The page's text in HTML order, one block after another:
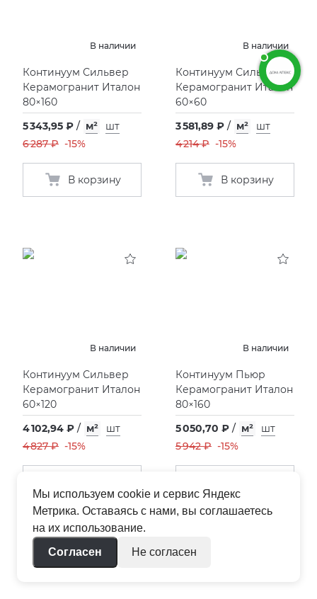
В наличии
Континуум Сильвер
Керамогранит Италон
80×160
5 343,95 ₽ / м²
шт
6 287 ₽ -15%
В корзину
В наличии
Континуум Сильвер
Керамогранит Италон
60×60
3 581,89 ₽ / м²
шт
4 214 ₽ -15%
В корзину
В наличии
Континуум Сильвер
Керамогранит Италон
60×120
4 102,94 ₽ / м²
шт
4 827 ₽ -15%
В наличии
Континуум Пьюр
Керамогранит Италон
80×160
5 050,70 ₽ / м²
шт
5 942 ₽ -15%
HIT
Мы используем cookie и сервис Яндекс
Метрика. Оставаясь с нами, вы соглашаетесь
на их использование.
Согласен
Не согласен